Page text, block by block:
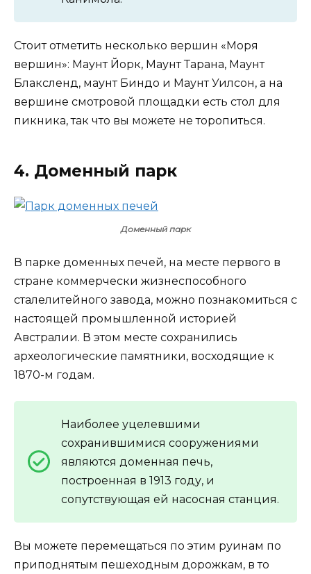
Стоит отметить несколько вершин «Моря
вершин»: Маунт Йорк, Маунт Тарана, Маунт
Блаксленд, маунт Биндо и Маунт Уилсон, а на
вершине смотровой площадки есть стол для
пикника, так что вы можете не торопиться.
4. Доменный парк
Доменный парк
В парке доменных печей, на месте первого в
стране коммерчески жизнеспособного
сталелитейного завода, можно познакомиться с
настоящей промышленной историей
Австралии. В этом месте сохранились
археологические памятники, восходящие к
1870-м годам.
Наиболее уцелевшими
сохранившимися сооружениями
являются доменная печь,
построенная в 1913 году, и
сопутствующая ей насосная станция.
Вы можете перемещаться по этим руинам по
приподнятым пешеходным дорожкам, в то